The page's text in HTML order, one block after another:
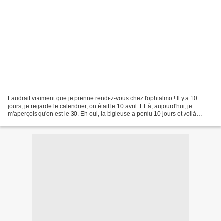
Faudrait vraiment que je prenne rendez-vous chez l'ophtalmo ! Il y a 10
jours, je regarde le calendrier, on était le 10 avril. Et là, aujourd'hui, je
m'aperçois qu'on est le 30. Eh oui, la bigleuse a perdu 10 jours et voilà